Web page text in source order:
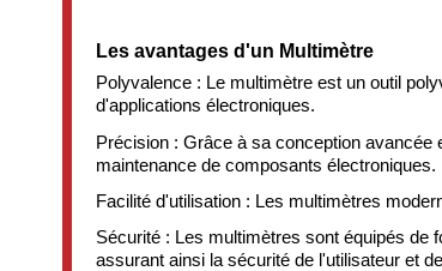
Les avantages d'un Multimètre
Polyvalence : Le multimètre est un outil
d'applications électroniques.
Précision : Grâce à sa conception
maintenance de composants électroniques.
Facilité d'utilisation : Les multimètres
Sécurité : Les multimètres sont équipés de
assurant ainsi la sécurité de l'utilisateur et